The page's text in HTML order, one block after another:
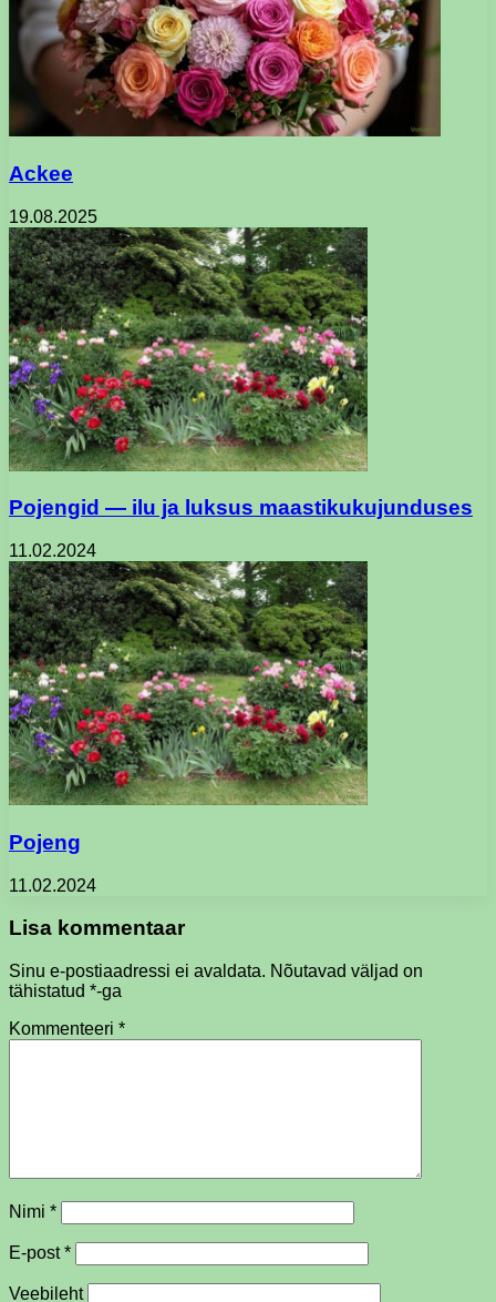
Ackee
19.08.2025
Pojengid — ilu ja luksus maastikukujunduses
11.02.2024
Pojeng
11.02.2024
Lisa kommentaar
Sinu e-postiaadressi ei avaldata. Nõutavad väljad on
tähistatud *-ga
Kommenteeri *
Nimi *
E-post*
Veebileht